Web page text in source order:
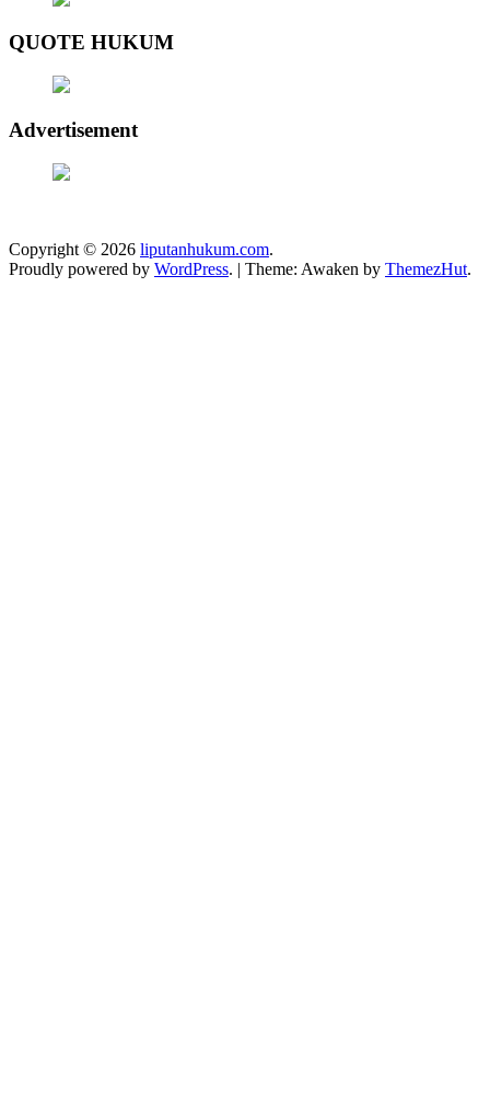
QUOTE HUKUM
Advertisement
Copyright © 2026 liputanhukum.com.
Proudly powered by WordPress. | Theme: Awaken by ThemezHut.